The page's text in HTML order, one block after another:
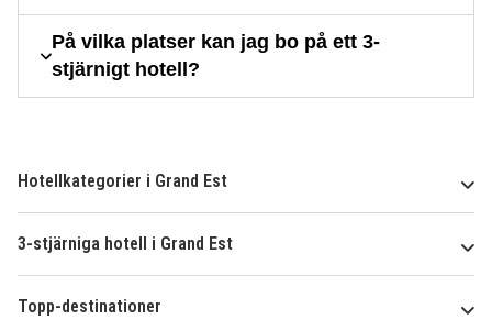
På vilka platser kan jag bo på ett 3-
stjärnigt hotell?
Hotellkategorier i Grand Est
3-stjärniga hotell i Grand Est
Topp-destinationer